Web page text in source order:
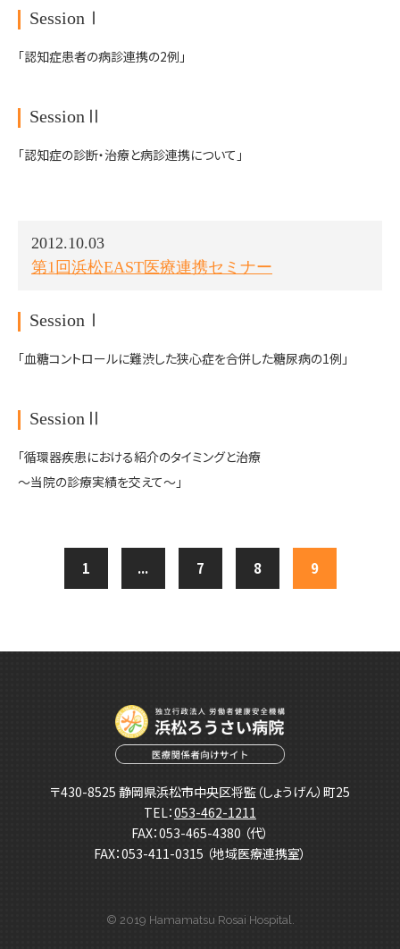
SessionⅠ
「認知症患者の病診連携の2例」
SessionⅡ
「認知症の診断・治療と病診連携について」
2012.10.03
第1回浜松EAST医療連携セミナー
SessionⅠ
「血糖コントロールに難渋した狭心症を合併した糖尿病の1例」
SessionⅡ
「循環器疾患における紹介のタイミングと治療
～当院の診療実績を交えて～」
1 ... 7 8 9
〒430-8525 静岡県浜松市中央区将監（しょうげん）町25
TEL：053-462-1211
FAX：053-465-4380 （代）
FAX：053-411-0315 （地域医療連携室）
© 2019 Hamamatsu Rosai Hospital.